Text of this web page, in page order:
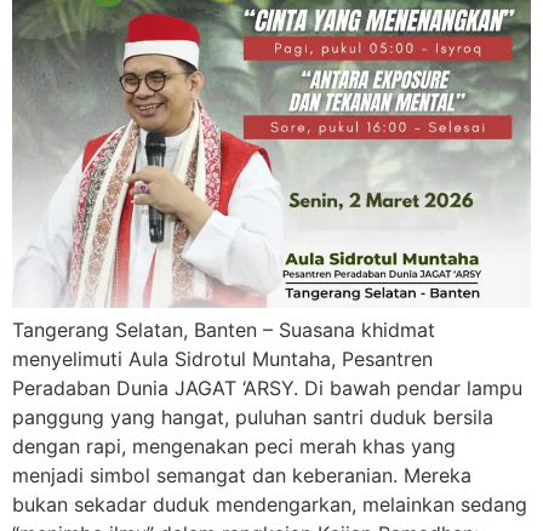
Tangerang Selatan, Banten – Suasana khidmat
menyelimuti Aula Sidrotul Muntaha, Pesantren
Peradaban Dunia JAGAT ‘ARSY. Di bawah pendar lampu
panggung yang hangat, puluhan santri duduk bersila
dengan rapi, mengenakan peci merah khas yang
menjadi simbol semangat dan keberanian. Mereka
bukan sekadar duduk mendengarkan, melainkan sedang